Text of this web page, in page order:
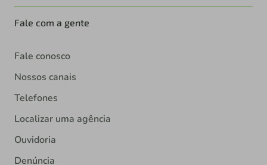
Fale com a gente
Fale conosco
Nossos canais
Telefones
Localizar uma agência
Ouvidoria
Denúncia